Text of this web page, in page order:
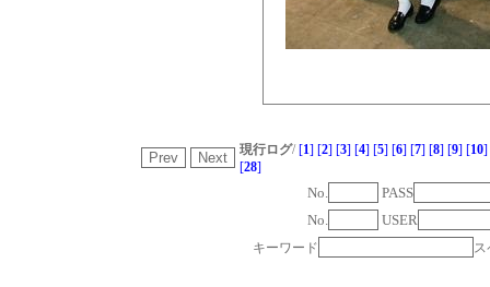
現行ログ/ [1] [2] [3] [4] [5] [6] [7] [8] [9] [10]
[28]
No.
PASS
No.
USER
キーワード